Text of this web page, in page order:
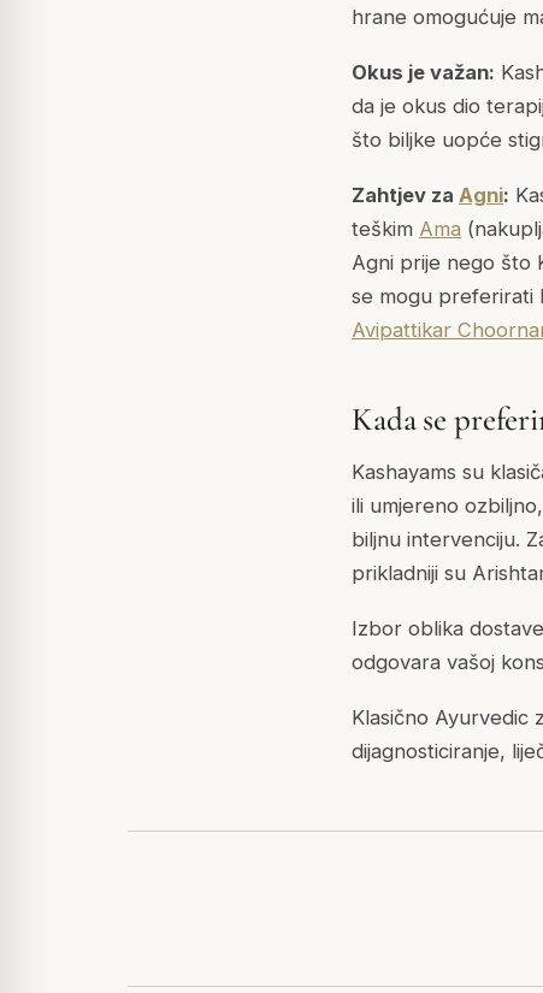
hrane omogućuje
Okus je važan:
da je okus dio
što biljke uopće
Zahtjev za Agni:
teškim Ama
Agni prije nego što
se mogu preferirati
Avipattikar
Kada se
Kashayams su
ili umjereno
biljnu intervenciju.
prikladniji su
Izbor oblika
odgovara vašoj
Klasično Ayurvedic
dijagnosticiranje,